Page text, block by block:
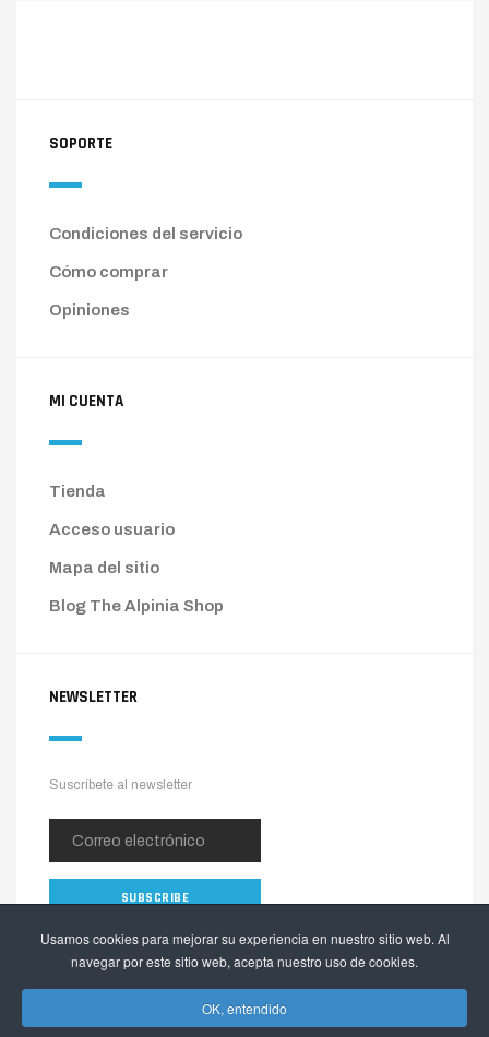
Usamos cookies para mejorar su experiencia en nuestro sitio web. Al
navegar por este sitio web, acepta nuestro uso de cookies.
OK, entendido
SOPORTE
Condiciones del servicio
Cómo comprar
Opiniones
MI CUENTA
Tienda
Acceso usuario
Mapa del sitio
Blog The Alpinia Shop
NEWSLETTER
Suscríbete al newsletter